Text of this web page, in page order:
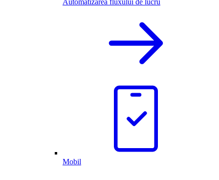
Automatizarea fluxului de lucru
Mobil